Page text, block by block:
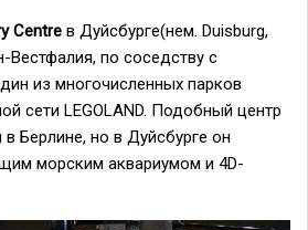
Centre в Дуйсбурге(нем. Duisburg,
Вестфалия, по соседству с
из многочисленных парков
сети LEGOLAND. Подобный центр
Берлине, но в Дуйсбурге он
морским аквариумом и 4D-